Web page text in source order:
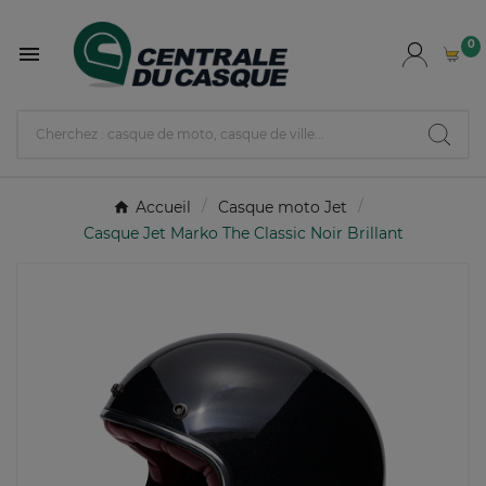
 0
Accueil
Casque moto Jet
Casque Jet Marko The Classic Noir Brillant